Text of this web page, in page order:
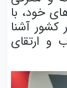
خود، با
آشنا
ارتقای